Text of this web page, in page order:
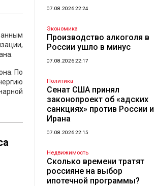
По
07.08.2026 22:24
Экономика
Производство алкоголя в
России ушло в минус
07.08.2026 22:17
Политика
Сенат США принял
законопроект об «адских
санкциях» против России и
Ирана
07.08.2026 22:15
Недвижимость
Сколько времени тратят
россияне на выбор
ипотечной программы?